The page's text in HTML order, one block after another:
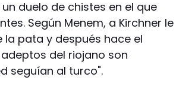
duelo de chistes en el que
Según Menem, a Kirchner le
pata y después hace el
del riojano son
seguían al turco".